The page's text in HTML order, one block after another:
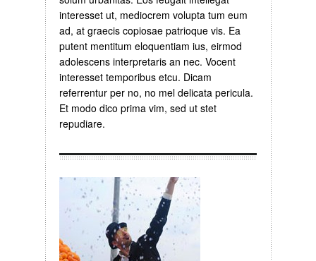
interesset ut, mediocrem volupta tum eum
ad, at graecis copiosae patrioque vis. Ea
putent mentitum eloquentiam ius, eirmod
adolescens interpretaris an nec. Vocent
interesset temporibus etcu. Dicam
referrentur per no, no mel delicata pericula.
Et modo dico prima vim, sed ut stet
repudiare.